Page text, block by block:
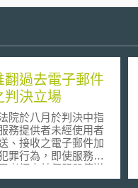
翻過去電子郵件
判決立場
於八月於判決中指
務提供者未經使用者
、接收之電子郵件加
罪行為，即使服務提
者經由其伺服器傳送
存過程進行監視，亦